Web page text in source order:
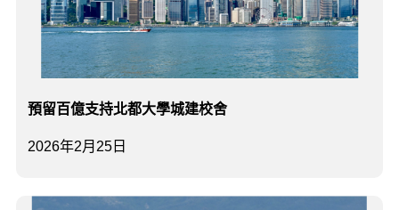
2026年2月25日
預留百億支持北都大學城建校舍